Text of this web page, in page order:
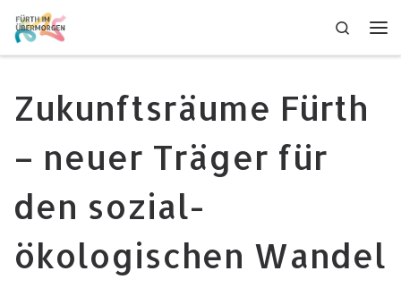
Zum Inhalt springen
Search
Zukunftsräume Fürth
– neuer Träger für
den sozial-
ökologischen Wandel